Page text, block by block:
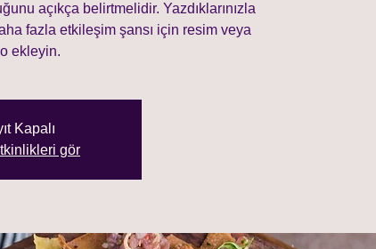
açıkça belirtmelidir. Yazdıklarınızla
fazla etkileşim şansı için resim veya
ekleyin.
Kapalı
gör